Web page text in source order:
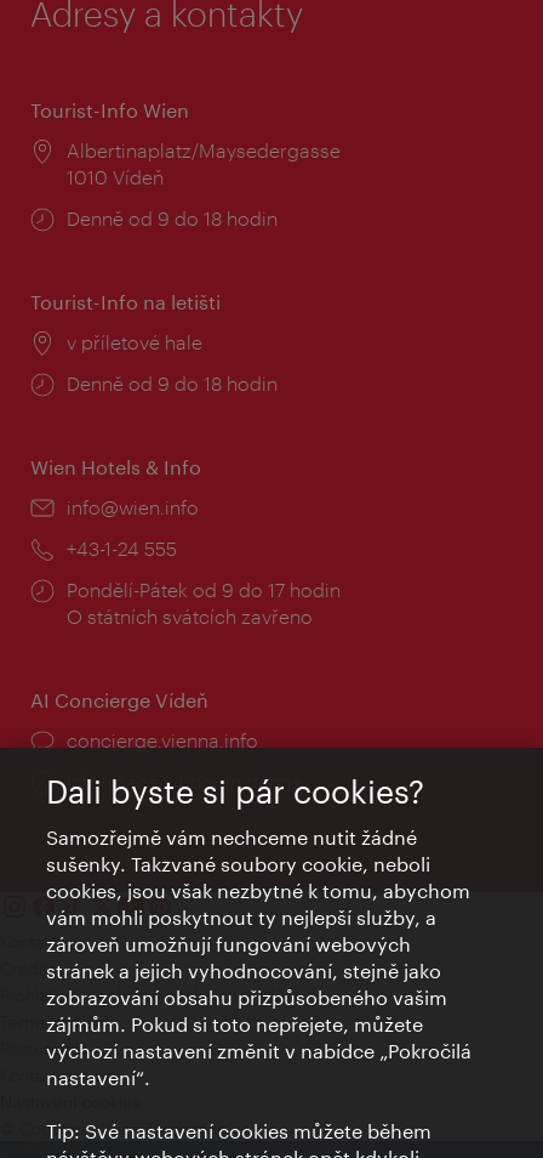
Adresy a kontakty
Tourist-Info Wien
Místo:
Albertinaplatz/Maysedergasse
1010 Vídeň
Provozní
Denně od 9 do 18 hodin
Tourist-Info na letišti
Místo:
v příletové hale
Provozní
Denně od 9 do 18 hodin
Wien Hotels & Info
E-
info@wien.info
Telefon:
+43-1-24 555
Provozní
doba:
Pondělí-Pátek od 9 do 17 hodin
O státních svátcích zavřeno
AI Concierge Vídeň
concierge.vienna.info
Informace 24 hodin denně
Kontakty
Credits
Prohlášení o ochraně osobních údajů
Terms of Use
Přístupnost
Kontakt pro tisk
© Copyright Wien Tourismus
Dali byste si pár cookies?
Samozřejmě vám nechceme nutit žádné
sušenky. Takzvané soubory cookie, neboli
cookies, jsou však nezbytné k tomu, abychom
vám mohli poskytnout ty nejlepší služby, a
zároveň umožňují fungování webových
stránek a jejich vyhodnocování, stejně jako
zobrazování obsahu přizpůsobeného vašim
zájmům. Pokud si toto nepřejete, můžete
výchozí nastavení změnit v nabídce „Pokročilá
nastavení“.
Tip: Své nastavení cookies můžete během